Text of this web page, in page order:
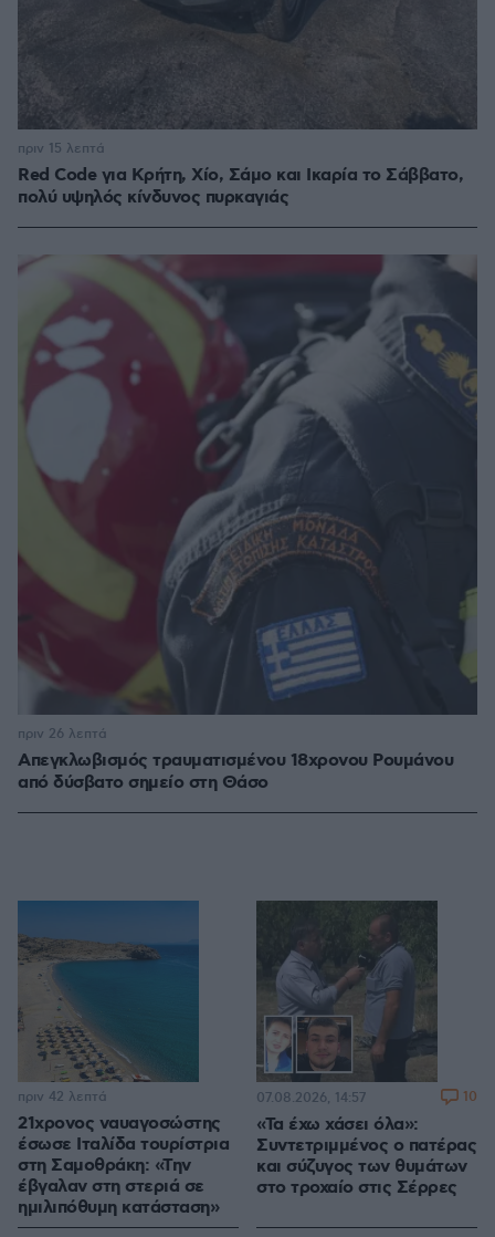
Red Code για Κρήτη, Χίο, Σάμο και Ικαρία το Σάββατο,
πολύ υψηλός κίνδυνος πυρκαγιάς
πριν 15 λεπτά
Απεγκλωβισμός τραυματισμένου 18χρονου Ρουμάνου
από δύσβατο σημείο στη Θάσο
πριν 26 λεπτά
21χρονος ναυαγοσώστης
έσωσε Ιταλίδα τουρίστρια
στη Σαμοθράκη: «Την
έβγαλαν στη στεριά σε
ημιλιπόθυμη κατάσταση»
πριν 42 λεπτά
«Τα έχω χάσει όλα»:
Συντετριμμένος ο πατέρας
και σύζυγος των θυμάτων
στο τροχαίο στις Σέρρες
07.08.2026, 14:57 10